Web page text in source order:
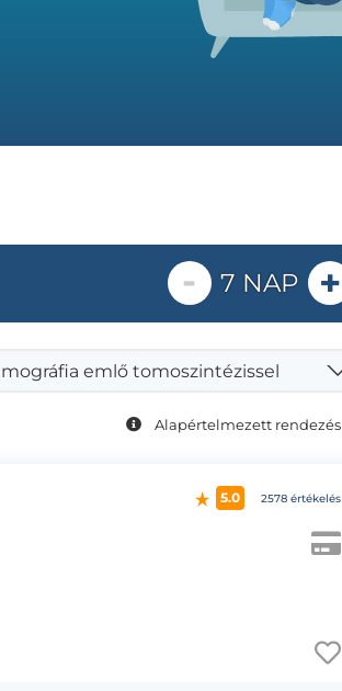
- 7 NAP +
emlő tomoszintézissel
5.0 2578 értékelés